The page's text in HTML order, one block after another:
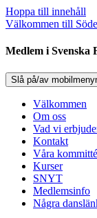
Hoppa till innehåll
Välkommen till
Medlem i Svenska
Slå på/av
Välkommen
Om oss
Vad vi
Kontakt
Våra
Kurser
SNYT
Medlemsinfo
Några